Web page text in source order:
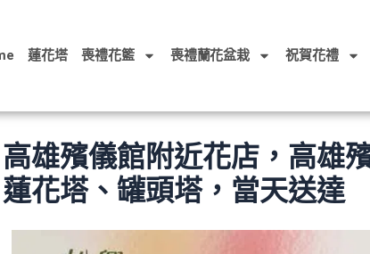
蓮花塔 喪禮花籃 喪禮蘭花盆栽 祝賀花禮
高雄殯儀館附近花店，高雄
蓮花塔、罐頭塔，當天送達